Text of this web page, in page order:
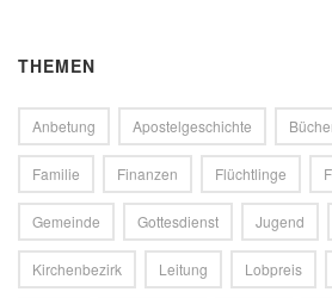
THEMEN
Anbetung Apostelgeschichte
Familie Finanzen Flüchtlinge
Gemeinde Gottesdienst Jugend
Kirchenbezirk Leitung Lobpreis